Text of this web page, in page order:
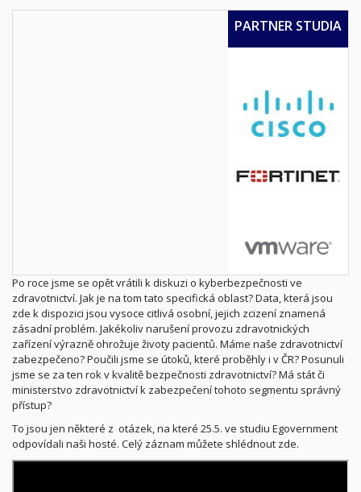
PARTNER STUDIA
Po roce jsme se opět vrátili k diskuzi o kyberbezpečnosti ve
zdravotnictví. Jak je na tom tato specifická oblast? Data, která jsou
zde k dispozici jsou vysoce citlivá osobní, jejich zcizení znamená
zásadní problém. Jakékoliv narušení provozu zdravotnických
zařízení výrazně ohrožuje životy pacientů. Máme naše zdravotnictví
zabezpečeno? Poučili jsme se útoků, které proběhly i v ČR? Posunuli
jsme se za ten rok v kvalitě bezpečnosti zdravotnictví? Má stát či
ministerstvo zdravotnictví k zabezpečení tohoto segmentu správný
přístup?
To jsou jen některé z otázek, na které 25.5. ve studiu Egovernment
odpovídali naši hosté. Celý záznam můžete shlédnout zde.